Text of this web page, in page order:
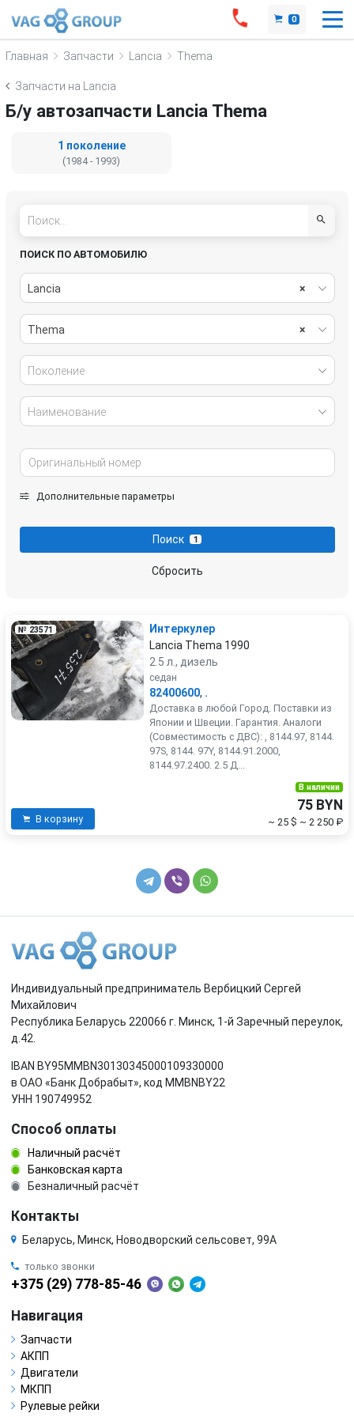
0
Главная Запчасти Lancia Thema
Запчасти на Lancia
Б/у автозапчасти Lancia Thema
1 поколение
(1984 - 1993)
ПОИСК ПО АВТОМОБИЛЮ
×
Lancia
×
Thema
Поколение
Наименование
Дополнительные параметры
Поиск 1
Сбросить
№ 23571
Интеркулер
Lancia Thema 1990
2.5 л., дизель
седан
82400600, .
Доставка в любой Город. Поставки из
Японии и Швеции. Гарантия. Аналоги
(Совместимость с ДВС): , 8144.97, 8144.
97S, 8144. 97Y, 8144.91.2000,
8144.97.2400. 2.5 Д...
В корзину
В наличии
75 BYN
~ 25 $ ~ 2 250 ₽
Индивидуальный предприниматель Вербицкий Сергей
Михайлович
Республика Беларусь 220066 г. Минск, 1-й Заречный переулок,
д.42.
IBAN BY95MMBN30130345000109330000
в ОАО «Банк Добрабыт», код MMBNBY22
УНН 190749952
Способ оплаты
Наличный расчёт
Банковская карта
Безналичный расчёт
Контакты
Беларусь, Минск, Новодворский сельсовет, 99А
только звонки
+375 (29) 778-85-46
Навигация
Запчасти
АКПП
Двигатели
МКПП
Рулевые рейки